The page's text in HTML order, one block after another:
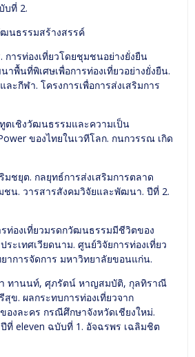
บที่ 2.
ารท่องเที่ยวโดยชุมชนอย่างยั่งยืน
พื้นที่พิเศษเพื่อการท่องเที่ยวอย่างยั่งยืน.
ละกีฬา. โครงการเพื่อการส่งเสริมการ
ตเชิงวัฒนธรรมและความเป็น
ของไทยในเวทีโลก. กนกวรรณ เกิด
มชยุต. กลยุทธ์การส่งเสริมการตลาด
ชน. วารสารสังคมวิจัยและพัฒนา. ปีที่ 2.
รท่องเที่ยวมรดกวัฒนธรรมมีชีวิตของ
ระเทศเวียดนาม. ศูนย์วิจัยการท่องเที่ยว
าการจัดการ มหาวิทยาลัยขอนแก่น.
ทานนท์, ศุภรัตน์ หาญสมบัติ, กุลทิราณี
ข. ผลกระทบการท่องเที่ยวจาก
งละคร กรณีศึกษาจังหวัดเชียงใหม่.
ที่ eleven ฉบับที่ 1. อัจฉรพร เฉลิมชิต